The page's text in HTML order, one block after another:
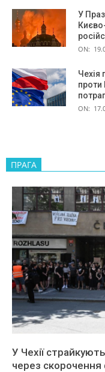
У
ON:
Чехія
проти
ON:
ПРАГА
У Чехії
через скорочення